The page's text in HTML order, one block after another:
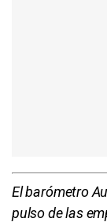
El barómetro
pulso de las